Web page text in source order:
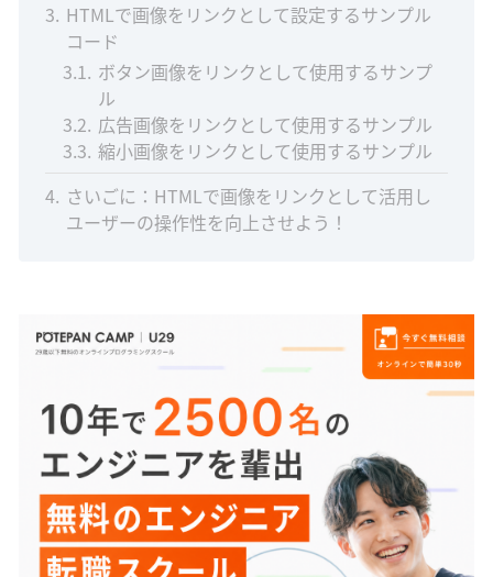
3 HTMLで画像をリンクとして設定するサンプル
コード
3.1 ボタン画像をリンクとして使用するサンプ
ル
3.2 広告画像をリンクとして使用するサンプル
3.3 縮小画像をリンクとして使用するサンプル
4 さいごに：HTMLで画像をリンクとして活用し
ユーザーの操作性を向上させよう！